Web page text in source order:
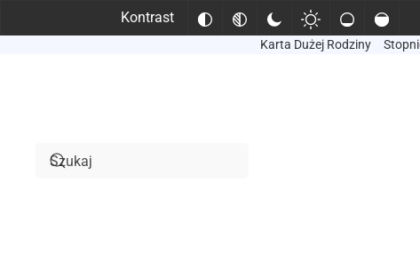
Kontrast
Karta Dużej Rodziny